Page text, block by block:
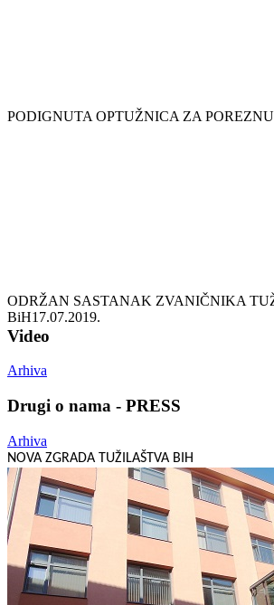
PODIGNUTA OPTUŽNICA ZA
ODRŽAN SASTANAK ZVANIČNIKA
BiH17.07.2019.
Video
Arhiva
Drugi o nama - PRESS
Arhiva
NOVA ZGRADA TUŽILAŠTVA BIH